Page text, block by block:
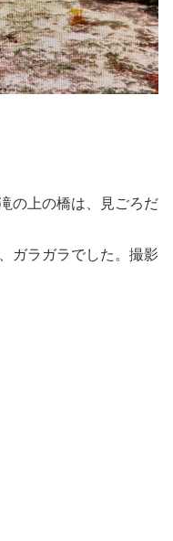
の上の橋は、見ごろだ
ガラガラでした。撮影